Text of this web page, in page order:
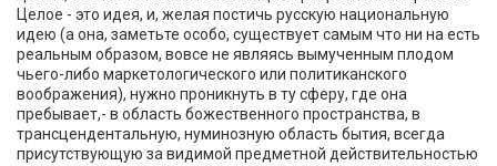
Целое - это идея, и, желая постичь русскую национальную
идею (а она, заметьте особо, существует самым что ни на есть
реальным образом, вовсе не являясь вымученным плодом
чьего-либо маркетологического или политиканского
воображения), нужно проникнуть в ту сферу, где она
пребывает,- в область божественного пространства, в
трансцендентальную, нуминозную область бытия, всегда
присутствующую за видимой предметной действительностью